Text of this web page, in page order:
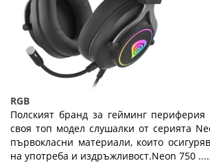
Нови модел геймърски слушалки от
RGB
Полският бранд за гейминг периферия
своя топ модел слушалки от серията
първокласни материали, които
на употреба и издръжливост.Neon 750